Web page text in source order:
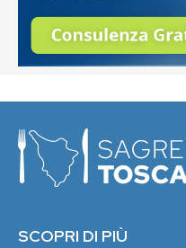
SCOPRI DI PIÙ